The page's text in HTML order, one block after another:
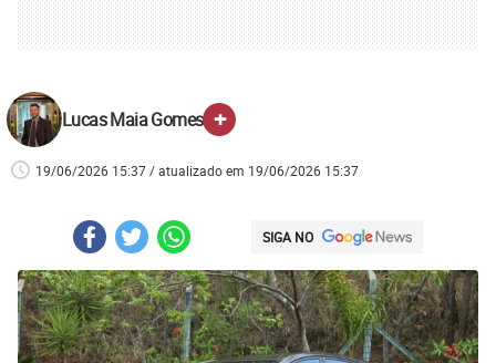
Lucas Maia Gomes +
19/06/2026 15:37 / atualizado em 19/06/2026 15:37
SIGA NO